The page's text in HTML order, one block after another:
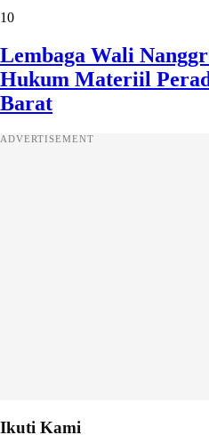
10
Lembaga Wali
Hukum Materiil
Barat
ADVERTISEMENT
Ikuti Kami